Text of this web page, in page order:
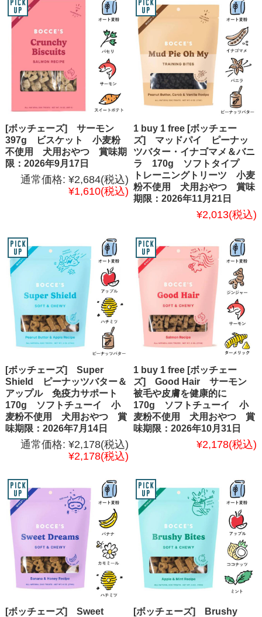
[ボッチェーズ] サーモン
397g ビスケット 小麦粉
不使用 犬用おやつ 賞味期
限：2026年9月17日
通常価格: ¥2,684(税込)
¥1,610(税込)
1 buy 1 free [ボッチェー
ズ] マッドパイ ピーナッ
ツバター・イナゴマメ＆バニ
ラ 170g ソフトタイプ
トレーニングトリーツ 小麦
粉不使用 犬用おやつ 賞味
期限：2026年11月21日
¥2,013(税込)
[ボッチェーズ] Super
Shield ピーナッツバター＆
アップル 免疫力サポート
170g ソフトチューイ 小
麦粉不使用 犬用おやつ 賞
味期限：2026年7月14日
通常価格: ¥2,178(税込)
¥2,178(税込)
1 buy 1 free [ボッチェー
ズ] Good Hair サーモン
被毛や皮膚を健康的に
170g ソフトチューイ 小
麦粉不使用 犬用おやつ 賞
味期限：2026年10月31日
¥2,178(税込)
[ボッチェーズ] Sweet
[ボッチェーズ] Brushy